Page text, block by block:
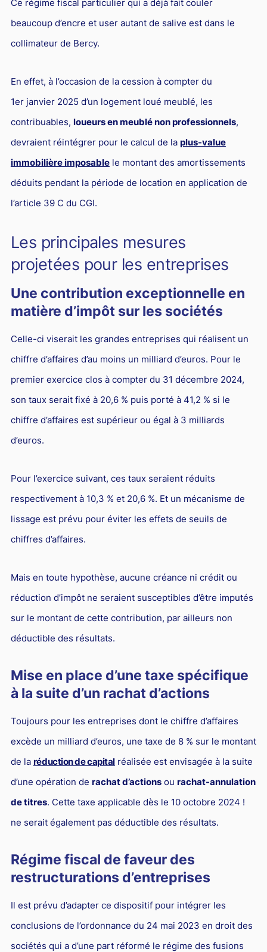
Ce régime fiscal particulier qui a déjà fait couler
beaucoup d’encre et user autant de salive est dans le
collimateur de Bercy.
En effet, à l’occasion de la cession à compter du
1er janvier 2025 d’un logement loué meublé, les
contribuables, loueurs en meublé non professionnels,
devraient réintégrer pour le calcul de la plus-value
immobilière imposablele montant des amortissements
déduits pendant la période de location en application de
l’article 39 C du CGI.
Les principales mesures
projetées pour les entreprises
Une contribution exceptionnelle en
matière d’impôt sur les sociétés
Celle-ci viserait les grandes entreprises qui réalisent un
chiffre d’affaires d’au moins un milliard d’euros. Pour le
premier exercice clos à compter du 31 décembre 2024,
son taux serait fixé à 20,6 % puis porté à 41,2 % si le
chiffre d’affaires est supérieur ou égal à 3 milliards
d’euros.
Pour l’exercice suivant, ces taux seraient réduits
respectivement à 10,3 % et 20,6 %. Et un mécanisme de
lissage est prévu pour éviter les effets de seuils de
chiffres d’affaires.
Mais en toute hypothèse, aucune créance ni crédit ou
réduction d’impôt ne seraient susceptibles d’être imputés
sur le montant de cette contribution, par ailleurs non
déductible des résultats.
Mise en place d’une taxe spécifique
à la suite d’un rachat d’actions
Toujours pour les entreprises dont le chiffre d’affaires
excède un milliard d’euros, une taxe de 8 % sur le montant
de la réduction de capitalréalisée est envisagée à la suite
d’une opération de rachat d’actionsou rachat-annulation
de titres. Cette taxe applicable dès le 10 octobre 2024 !
ne serait également pas déductible des résultats.
Régime fiscal de faveur des
restructurations d’entreprises
Il est prévu d’adapter ce dispositif pour intégrer les
conclusions de l’ordonnance du 24 mai 2023 en droit des
sociétés qui a d’une part réformé le régime des fusions